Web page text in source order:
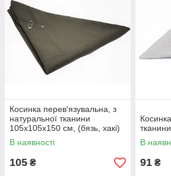
Косинка перев'язувальна, з
натуральної тканини
105х105х150 см, (бязь, хакі)
В наявності
105 ₴
В
91 ₴